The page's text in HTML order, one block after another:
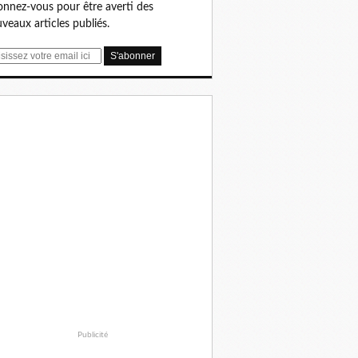
vous pour être averti des
articles publiés.
Publicité